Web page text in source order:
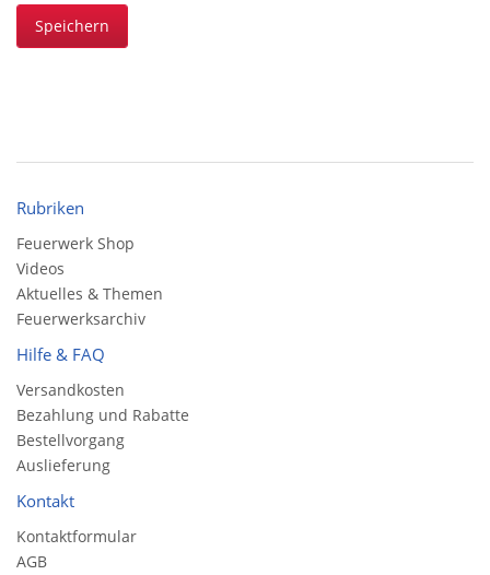
Speichern
Rubriken
Feuerwerk Shop
Videos
Aktuelles & Themen
Feuerwerksarchiv
Hilfe & FAQ
Versandkosten
Bezahlung und Rabatte
Bestellvorgang
Auslieferung
Kontakt
Kontaktformular
AGB